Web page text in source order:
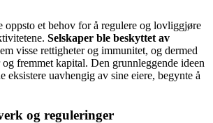
oppsto et behov for å regulere og lovliggjøre
Selskaper ble beskyttet av
visse rettigheter og immunitet, og dermed
fremmet kapital. Den grunnleggende ideen
eksistere uavhengig av sine eiere, begynte å
og reguleringer